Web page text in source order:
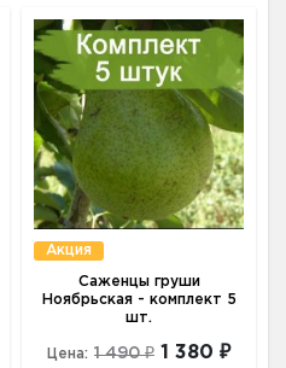
Акция
Саженцы груши
Ноябрьская - комплект 5
шт.
Цена: 1 490 ₽ 1 380 ₽